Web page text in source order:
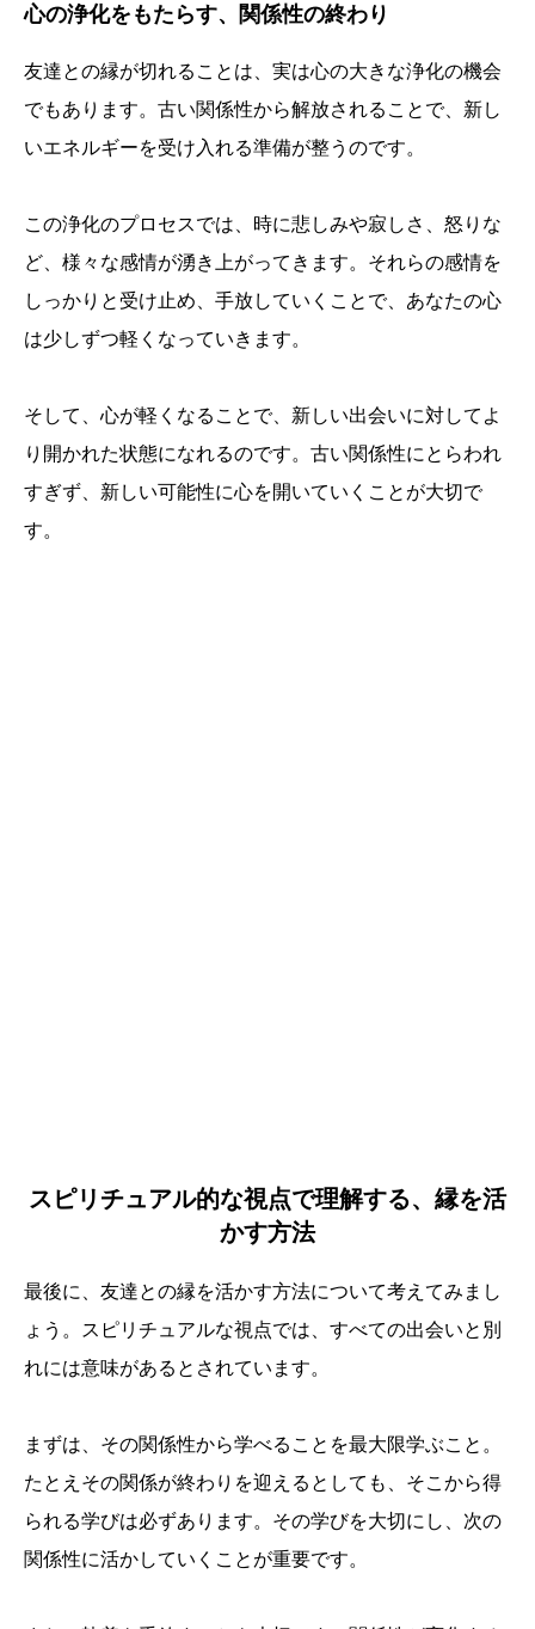
心の浄化をもたらす、関係性の終わり
友達との縁が切れることは、実は心の大きな浄化の機会
でもあります。古い関係性から解放されることで、新し
いエネルギーを受け入れる準備が整うのです。
この浄化のプロセスでは、時に悲しみや寂しさ、怒りな
ど、様々な感情が湧き上がってきます。それらの感情を
しっかりと受け止め、手放していくことで、あなたの心
は少しずつ軽くなっていきます。
そして、心が軽くなることで、新しい出会いに対してよ
り開かれた状態になれるのです。古い関係性にとらわれ
すぎず、新しい可能性に心を開いていくことが大切で
す。
スピリチュアル的な視点で理解する、縁を活
かす方法
最後に、友達との縁を活かす方法について考えてみまし
ょう。スピリチュアルな視点では、すべての出会いと別
れには意味があるとされています。
まずは、その関係性から学べることを最大限学ぶこと。
たとえその関係が終わりを迎えるとしても、そこから得
られる学びは必ずあります。その学びを大切にし、次の
関係性に活かしていくことが重要です。